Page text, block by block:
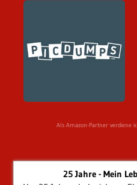
Als Amazon-Partner verdiene
25 Jahre - Mein